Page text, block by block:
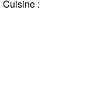
Cuisine :